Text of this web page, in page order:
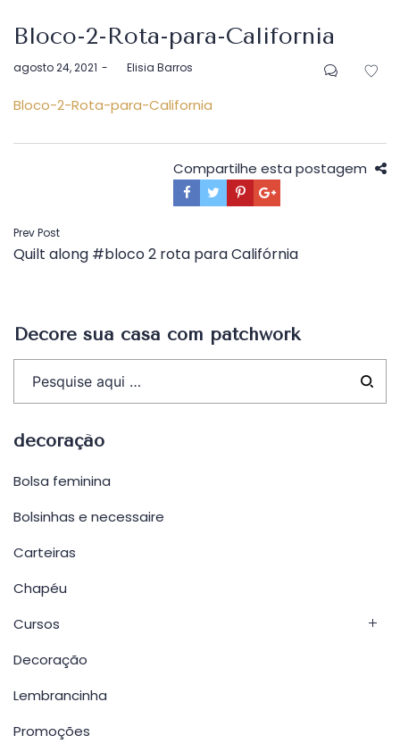
Bloco-2-Rota-para-California
Postado
agosto 24, 2021 byElisia Barros
Bloco-2-Rota-para-California
Compartilhe esta postagem
Navegação
de
Prev Post
Quilt along #bloco 2 rota para Califórnia
Decore sua casa com patchwork
decoração
Bolsa feminina
Bolsinhas e necessaire
Carteiras
Chapéu
Cursos
Decoração
Lembrancinha
Promoções